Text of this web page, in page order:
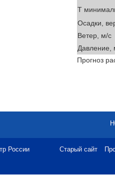
T
Осадки,
Ветер, м/с
Давление,
Прогноз
России Старый сайт